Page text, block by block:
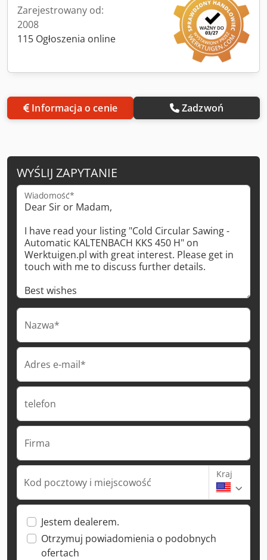
Zarejestrowany od:
2008
115 Ogłoszenia online
Informacja o cenie Zadzwoń
WYŚLIJ ZAPYTANIE
Wiadomość*
Nazwa*
Adres e-mail*
telefon
Firma
Kod pocztowy i miejscowość
Kraj
Jestem dealerem.
Otrzymuj powiadomienia o podobnych
ofertach